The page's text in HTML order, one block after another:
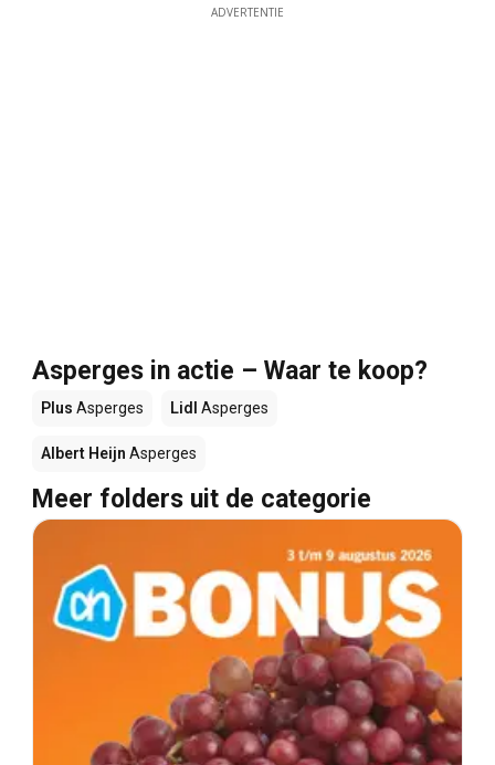
ADVERTENTIE
Asperges in actie – Waar te koop?
Plus Asperges Lidl Asperges
Albert Heijn Asperges
Meer folders uit de categorie